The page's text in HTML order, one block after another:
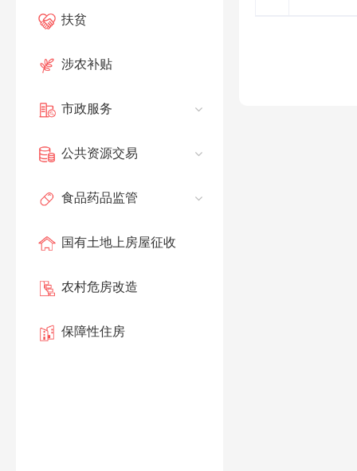
扶贫
涉农补贴
市政服务
公共资源交易
食品药品监管
国有土地上房屋征收
农村危房改造
保障性住房